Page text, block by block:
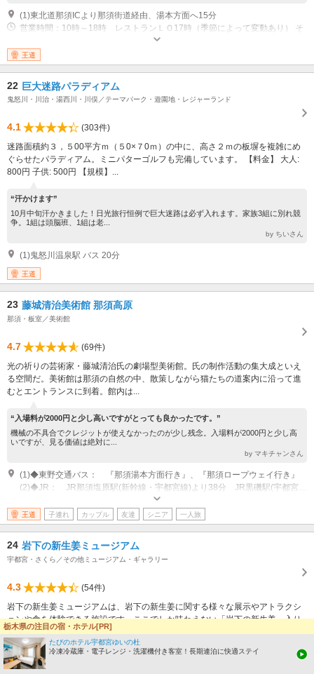
(1)東北道那須ICより那須街道経由、湯本方面へ15分
営業時間：10時～18時 レストランＬＯ17時（季節によって変動あり） そ
王道
22 巨大迷路パラディアム
鬼怒川・川治・湯西川・川俣／テーマパーク・遊園地・レジャーランド
4.1
(303件)
迷路面積約３，５00平方ｍ（５0×７0ｍ）の中に、高さ２ｍの板塀を複雑にめ
ぐらせたパラディアム。ミニパターゴルフも完備しています。 【料金】 大人:
800円 子供: 500円 【規模】...
“汗かけます”
10月中旬汗かきました！日光旅行恒例で巨大迷路は必ず入れます。家族3組に別れ競
争。1組は頭脳班、1組は老...
by ちいさん
(1)鬼怒川温泉駅 バス 20分
王道
23 藤城清治美術館 那須高原
那須・板室／美術館
4.7
(69件)
光の祈りの芸術家・藤城清治氏の劇場型美術館。氏の制作活動の集大成といえ
る空間だ。美術館は那須の自然の中、散策しながら猫たちの道案内に沿って進
むとエントランスに到着。館内は...
“入場料が2000円と少し高いですがとっても良かったです。”
機械の不具合でクレジットが使えなかったのが少し残念。入場料が2000円と少し高
いですが、見る価値は絶対に...
by マキチャンさん
(1)◆東野交通バス： 『那須湯本方面行き』、『那須ロープウェイ行き』
開館時間：9：30～16：30（最終受付16：00） その他：挙式（チャペル貸
切）は可能ですが、繁忙期はお受け出来ない場合がございます。日時は応相
談となりますので、美術館までご連絡ください。 休館日：毎週火曜日(祝日
の場合は開館)、年末年始 ※天候による臨時休館、冬季メンテナンス休館
期間あり。詳細はＨＰでご確認ください。
王道 子連れ カップル 友達 シニア 一人旅
24 岩下の新生姜ミュージアム
宇都宮・さくら／その他ミュージアム・ギャラリー
4.3
(54件)
岩下の新生姜ミュージアムは、岩下の新生姜に関する様々な展示やアトラクシ
ョンや食を体験できる施設です。ここでしか味わえない「岩下の新生姜」入り
カフェメニューも頂くことができ...
“ピンク”
栃木県の注目の宿・ホテル[PR]
たびのホテル宇都宮ゆいの杜
冷凍冷蔵庫・電子レンジ・洗濯機付き客室！長期連泊に快適ステイ